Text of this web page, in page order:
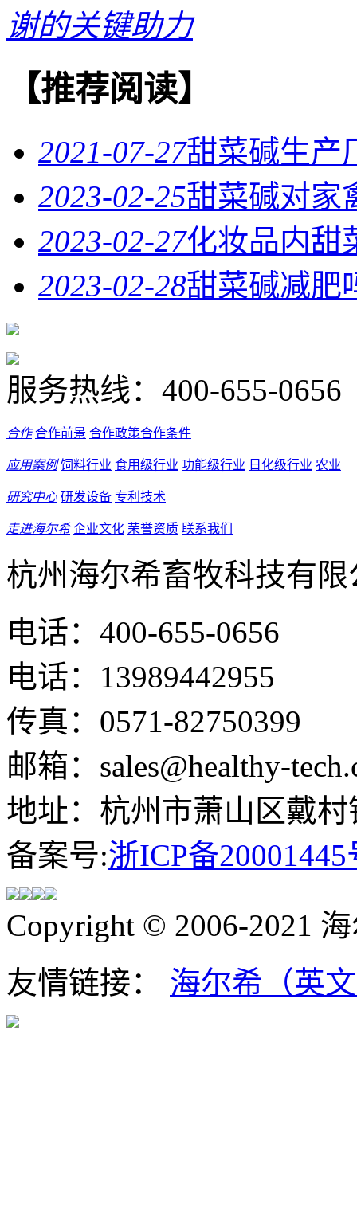
谢的关键助力
【推荐阅读】
2021-07-27甜菜碱生产
2023-02-25甜菜碱对家
2023-02-27化妆品内甜
2023-02-28甜菜碱减肥
服务热线： 400-655-0656
合作 合作前景 合作政策合作条件
应用案例 饲料行业 食用级行业 功能级行业 日化级行业 农业
研究中心 研发设备 专利技术
走进海尔希 企业文化 荣誉资质 联系我们
杭州海尔希畜牧科技有限
电话：400-655-0656
电话：13989442955
传真：0571-82750399
邮箱：sales@healthy-
地址：杭州市萧山区戴
备案号:浙ICP备20001445
Copyright © 2006-2021
友情链接： 海尔希（英